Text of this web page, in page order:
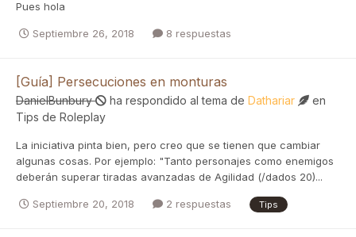
Pues hola
Septiembre 26, 2018 8 respuestas
[Guía] Persecuciones en monturas
DanielBunbury ha respondido al tema de Dathariar
en
Tips de Roleplay
La iniciativa pinta bien, pero creo que se tienen que cambiar
algunas cosas. Por ejemplo: "Tanto personajes como enemigos
deberán superar tiradas avanzadas de Agilidad (/dados 20)...
Septiembre 20, 2018 2 respuestas Tips